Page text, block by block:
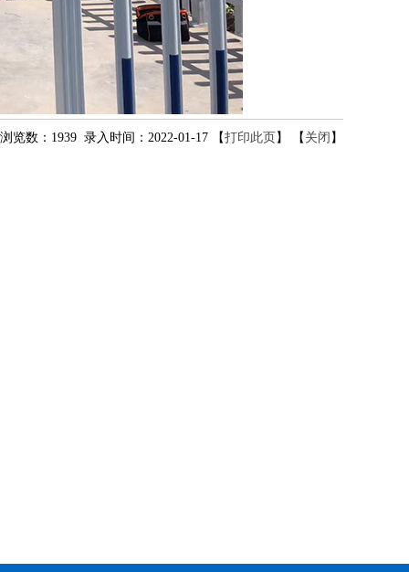
浏览数：1939 录入时间：2022-01-17 【打印此页 】 【 关闭 】